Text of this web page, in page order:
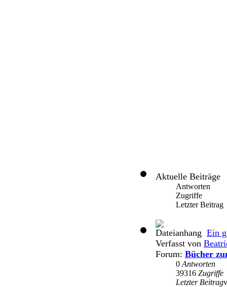
Aktuelle Beiträge
Antworten
Zugriffe
Letzter Beitrag
Ein
Verfasst von
Forum: Bücher
0 Antworten
39316 Zugriffe
Letzter Beitrag